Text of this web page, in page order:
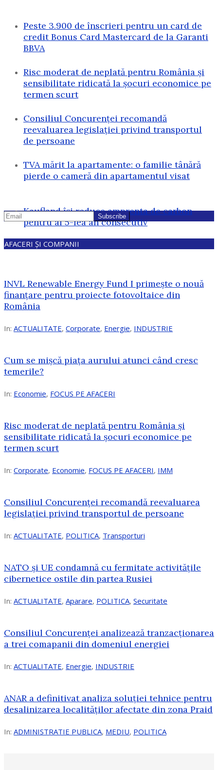
Peste 3.900 de înscrieri pentru un card de
credit Bonus Card Mastercard de la Garanti
BBVA
Risc moderat de neplată pentru România și
sensibilitate ridicată la șocuri economice pe
termen scurt
Consiliul Concurenței recomandă
reevaluarea legislației privind transportul
de persoane
TVA mărit la apartamente: o familie tânără
pierde o cameră din apartamentul visat
Kaufland își reduce amprenta de carbon
pentru al 5-lea an consecutiv
AFACERI ȘI COMPANII
INVL Renewable Energy Fund I primește o nouă
finanțare pentru proiecte fotovoltaice din
România
In: ACTUALITATE, Corporate, Energie, INDUSTRIE
Cum se mișcă piața aurului atunci când cresc
temerile?
In: Economie, FOCUS PE AFACERI
Risc moderat de neplată pentru România și
sensibilitate ridicată la șocuri economice pe
termen scurt
In: Corporate, Economie, FOCUS PE AFACERI, IMM
Consiliul Concurenței recomandă reevaluarea
legislației privind transportul de persoane
In: ACTUALITATE, POLITICA, Transporturi
NATO și UE condamnă cu fermitate activitățile
cibernetice ostile din partea Rusiei
In: ACTUALITATE, Aparare, POLITICA, Securitate
Consiliul Concurenţei analizează tranzacționarea
a trei comapanii din domeniul energiei
In: ACTUALITATE, Energie, INDUSTRIE
ANAR a definitivat analiza soluției tehnice pentru
desalinizarea localităților afectate din zona Praid
In: ADMINISTRATIE PUBLICA, MEDIU, POLITICA